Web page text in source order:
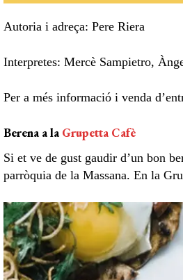
Autoria i adreça: Pere Riera
Interpretes: Mercè Sampietro,
Per a més informació i venda
Berena a laGrupetta Cafè
Si et ve de gust gaudir d’un bon
parròquia de la Massana. En la